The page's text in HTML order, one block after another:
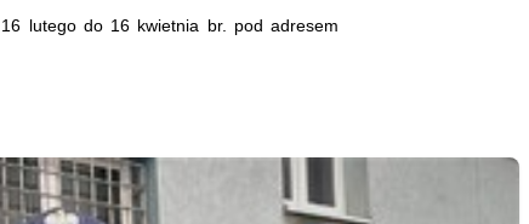
lutego do 16 kwietnia br. pod adresem